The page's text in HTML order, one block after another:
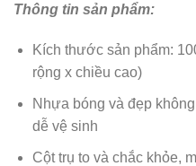
Thông tin sản phẩm:
Kích thước sản phẩm:
rộng x chiều cao)
Nhựa bóng và đẹp
dễ vệ sinh
Cột trụ to và chắc khỏe,